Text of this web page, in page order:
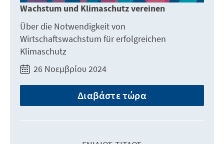
Wachstum und Klimaschutz vereinen
Über die Notwendigkeit von
Wirtschaftswachstum für erfolgreichen
Klimaschutz
26 Νοεμβρίου 2024
Διαβάστε τώρα